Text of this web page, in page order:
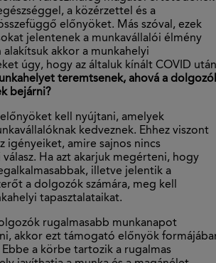
a közérzettel és a
előnyöket. Más szóval, ezek
jelentenek a munkavállalói élmény
alakítsuk akkor a munkahelyi
úgy, hogy az általuk kínált COVID
teremtsenek, ahová a
bejárni?
kell nyújtani, amelyek
kedveznek. Ehhez viszont
igényeiket, amire sajnos nincs
Ha azt akarjuk megérteni, hogy
illetve jelentik a
a dolgozók számára, meg kell
tapasztalataikat.
rugalmasabb munkanapot
akkor ezt támogató előnyök
a körbe tartozik a rugalmas